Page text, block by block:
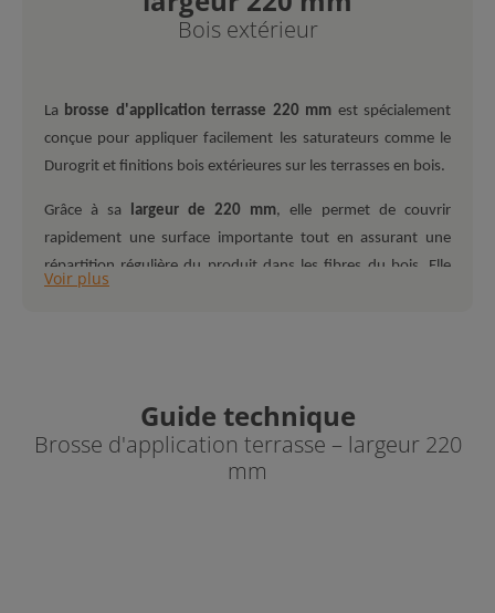
Bois extérieur
La brosse d'application terrasse 220 mm est spécialement
conçue pour appliquer facilement les saturateurs comme le
Durogrit et finitions bois extérieures sur les terrasses en bois.
Grâce à sa largeur de 220 mm, elle permet de couvrir
rapidement une surface importante tout en assurant une
répartition régulière du produit dans les fibres du bois. Elle
de surépaisseur. La brosse assure ainsi une application
homogène et professionnelle, idéale pour les terrasses bois.
Voir plus
Guide technique
Brosse d'application terrasse – largeur 220
mm